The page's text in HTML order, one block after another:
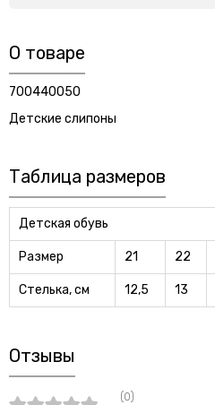
О товаре
700440050
Детские слипоны
Таблица размеров
Детская обувь
Размер 21 22
Стелька, см 12,5 13
Отзывы
(0)